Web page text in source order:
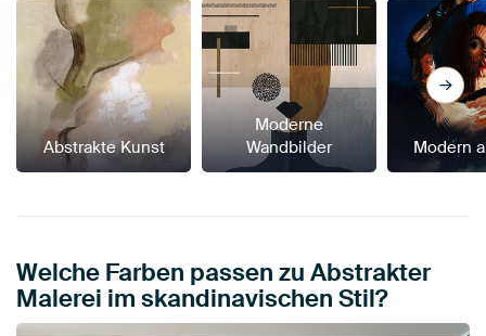
Abstrakte Kunst
Moderne
Wandbilder
Modern
Welche Farben passen zu Abstrakter
Malerei im skandinavischen Stil?